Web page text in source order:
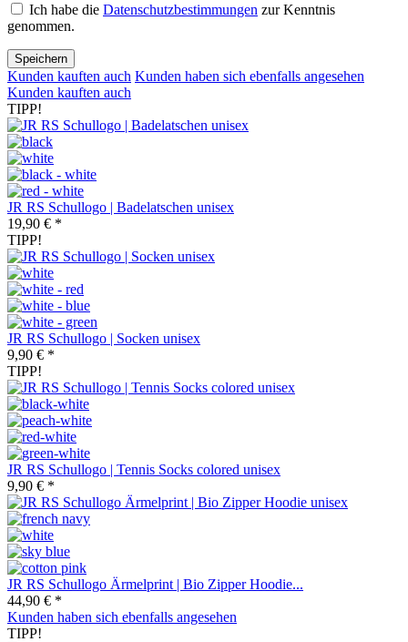
Ich habe die Datenschutzbestimmungen zur Kenntnis
genommen.
Speichern
Kunden kauften auch Kunden haben sich ebenfalls angesehen
Kunden kauften auch
TIPP!
JR RS Schullogo | Badelatschen unisex
19,90 € *
TIPP!
JR RS Schullogo | Socken unisex
9,90 € *
TIPP!
JR RS Schullogo | Tennis Socks colored unisex
9,90 € *
JR RS Schullogo Ärmelprint | Bio Zipper Hoodie...
44,90 € *
Kunden haben sich ebenfalls angesehen
TIPP!